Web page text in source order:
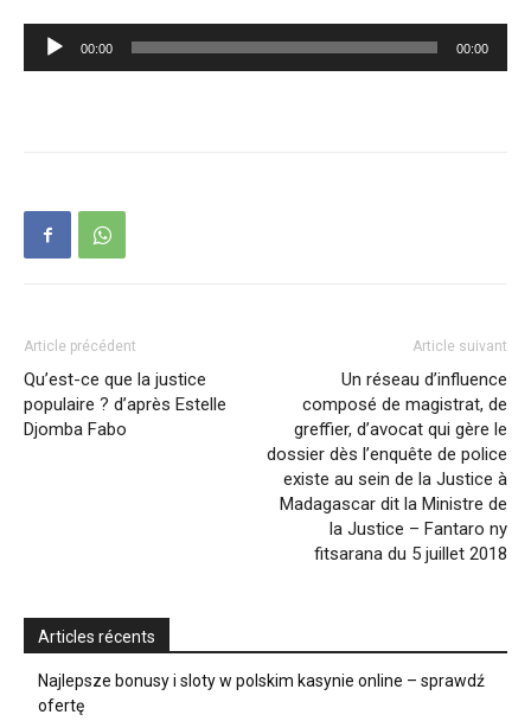
Lecteur
audio
00:00 00:00
Article précédent
Qu’est-ce que la justice
populaire ? d’après Estelle
Djomba Fabo
Article suivant
Un réseau d’influence
composé de magistrat, de
greffier, d’avocat qui gère le
dossier dès l’enquête de police
existe au sein de la Justice à
Madagascar dit la Ministre de
la Justice – Fantaro ny
fitsarana du 5 juillet 2018
Articles récents
Najlepsze bonusy i sloty w polskim kasynie online – sprawdź
ofertę